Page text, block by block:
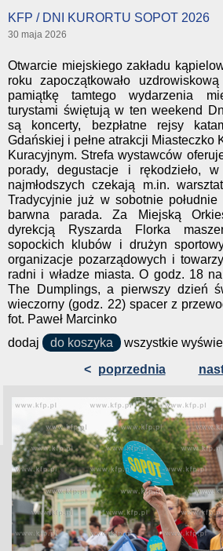
KFP / DNI KURORTU SOPOT 2026
30 maja 2026
Otwarcie miejskiego zakładu
roku zapoczątkowało
pamiątkę tamtego wydarzenia
turystami świętują w ten weekend
są koncerty, bezpłatne rejsy
Gdańskiej i pełne atrakcji Miasteczko
Kuracyjnym. Strefa wystawców
porady, degustacje i rękodzieło,
najmłodszych czekają m.in.
Tradycyjnie już w sobotnie południe
barwna parada. Za Miejską
dyrekcją Ryszarda Florka
sopockich klubów i drużyn
organizacje pozarządowych i
radni i władze miasta. O godz. 18
The Dumplings, a pierwszy dzień
wieczorny (godz. 22) spacer z
fot. Paweł Marcinko
dodaj
do koszyka
wszystkie
< poprzednia